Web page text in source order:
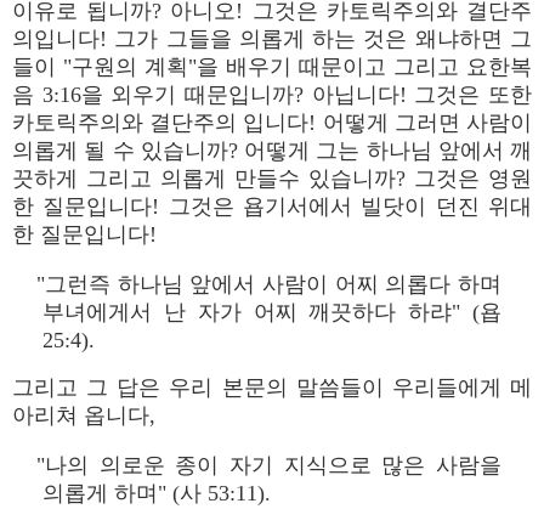
이유로 됩니까? 아니오! 그것은 카토릭주의와 결단주
의입니다! 그가 그들을 의롭게 하는 것은 왜냐하면 그
들이 "구원의 계획"을 배우기 때문이고 그리고 요한복
음 3:16을 외우기 때문입니까? 아닙니다! 그것은 또한
카토릭주의와 결단주의 입니다! 어떻게 그러면 사람이
의롭게 될 수 있습니까? 어떻게 그는 하나님 앞에서 깨
끗하게 그리고 의롭게 만들수 있습니까? 그것은 영원
한 질문입니다! 그것은 욥기서에서 빌닷이 던진 위대
한 질문입니다!
"그런즉 하나님 앞에서 사람이 어찌 의롭다 하며
부녀에게서 난 자가 어찌 깨끗하다 하랴" (욥
25:4).
그리고 그 답은 우리 본문의 말씀들이 우리들에게 메
아리쳐 옵니다,
"나의 의로운 종이 자기 지식으로 많은 사람을
의롭게 하며" (사 53:11).